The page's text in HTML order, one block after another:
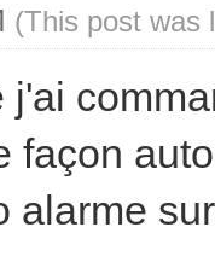
(This post was
j'ai
façon
alarme